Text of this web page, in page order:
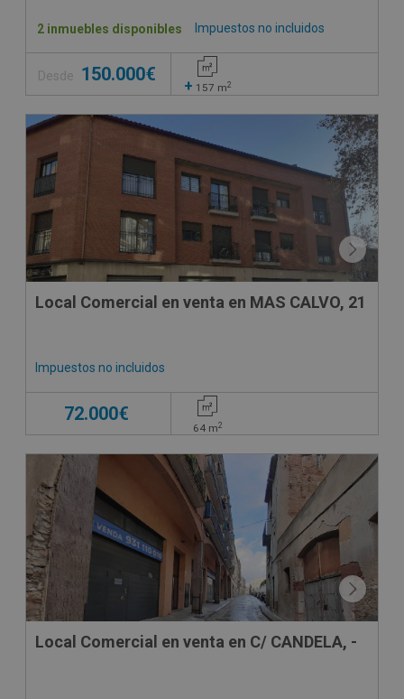
Impuestos no incluidos
2 inmuebles disponibles
Desde 150.000€
+ 157 m2
CONDICIONES ESPECIALES
Local Comercial en venta en MAS CALVO, 21
Impuestos no incluidos
72.000€
64 m2
Local Comercial en venta en C/ CANDELA, -